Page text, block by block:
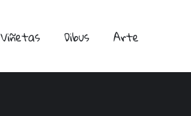
Viñetas Dibus Arte